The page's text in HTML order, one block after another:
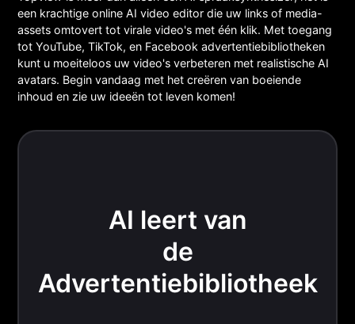
een krachtige online AI video editor die uw links of media-
assets omtovert tot virale video's met één klik. Met toegang
tot YouTube, TikTok, en Facebook advertentiebibliotheken
kunt u moeiteloos uw video's verbeteren met realistische AI
avatars. Begin vandaag met het creëren van boeiende
inhoud en zie uw ideeën tot leven komen!
AI leert van
de
Advertentiebibliotheek